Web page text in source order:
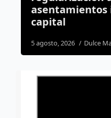
irregulares en la